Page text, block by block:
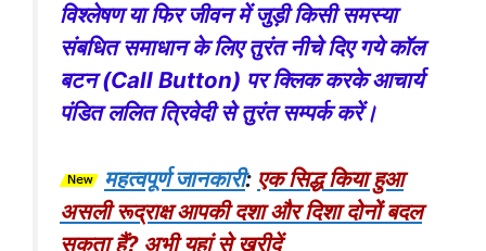
विश्लेषण या फिर जीवन में जुड़ी किसी समस्या
संबधित समाधान के लिए तुरंत नीचे दिए गये कॉल
बटन (Call Button) पर क्लिक करके आचार्य
पंडित ललित त्रिवेदी से तुरंत सम्पर्क करें।
महत्वपूर्ण जानकारी: एक सिद्ध किया हुआ
असली रूद्राक्ष आपकी दशा और दिशा दोनों बदल
सकता हैं? अभी यहां से खरीदें